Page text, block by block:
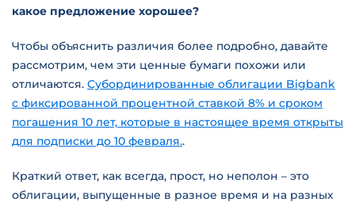
какое предложение хорошее?
Чтобы объяснить различия более подробно, давайте
рассмотрим, чем эти ценные бумаги похожи или
отличаются. Субординированные облигации Bigbank
с фиксированной процентной ставкой 8% и сроком
погашения 10 лет, которые в настоящее время открыты
для подписки до 10 февраля..
Краткий ответ, как всегда, прост, но неполон – это
облигации, выпущенные в разное время и на разных